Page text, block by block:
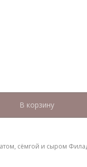
В корзину
сёмгой и сыром